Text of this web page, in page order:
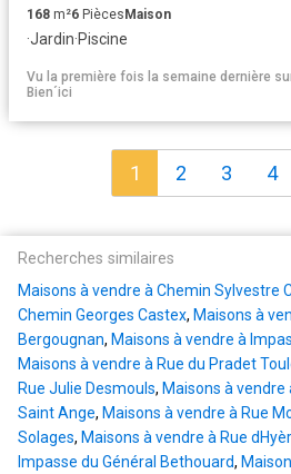
168 m²6 PiècesMaison
·Jardin·Piscine
Vu la première fois la semaine dernière
Bien´ici
1 2 3 4
Recherches similaires
Maisons à vendre à Chemin Sylvestre
Chemin Georges Castex, Maisons à
Bergougnan, Maisons à vendre à
Maisons à vendre à Rue du Pradet
Rue Julie Desmouls, Maisons à
Saint Ange, Maisons à vendre à Rue
Solages, Maisons à vendre à Rue
Impasse du Général Bethouard,